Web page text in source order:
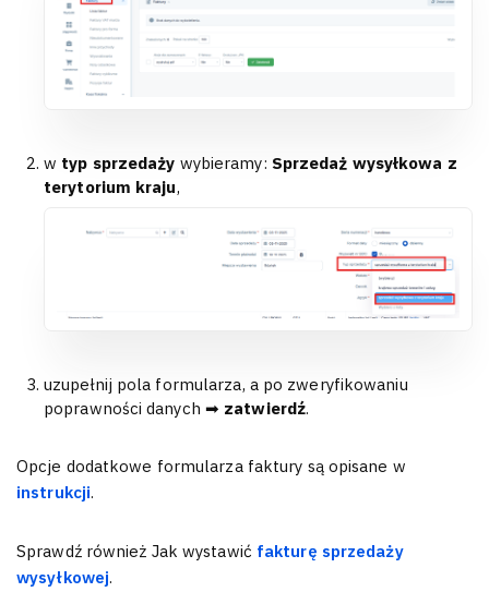
w typ sprzedaży wybieramy: Sprzedaż wysyłkowa z
terytorium kraju,
uzupełnij pola formularza, a po zweryfikowaniu
poprawności danych ➡ zatwierdź.
Opcje dodatkowe formularza faktury są opisane w
instrukcji.
Sprawdź również Jak wystawić fakturę sprzedaży
wysyłkowej.